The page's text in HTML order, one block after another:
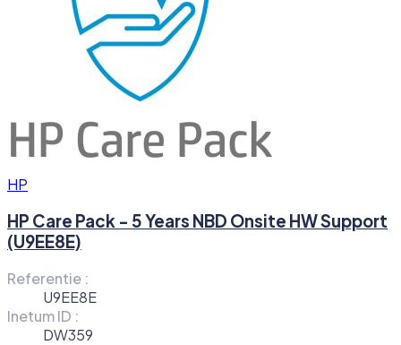
HP
HP Care Pack - 5 Years NBD Onsite HW Support
(U9EE8E)
Referentie :
U9EE8E
Inetum ID :
DW359